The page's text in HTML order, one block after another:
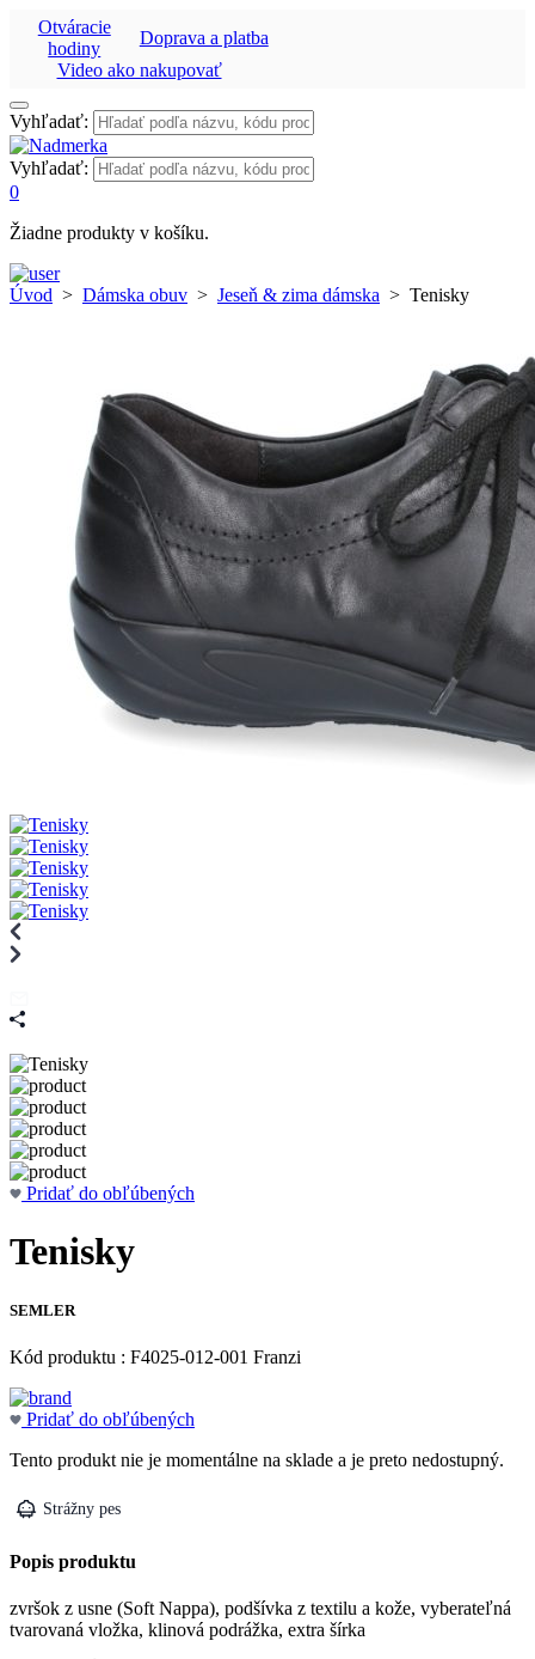
Otváracie
hodiny
Doprava a platba
Video ako nakupovať
Vyhľadať:
Vyhľadať:
0
Žiadne produkty v košíku.
Úvod > Dámska obuv > Jeseň & zima dámska > Tenisky
Pridať do obľúbených
Tenisky
SEMLER
Kód produktu : F4025-012-001 Franzi
Pridať do obľúbených
Tento produkt nie je momentálne na sklade a je preto nedostupný.
Strážny pes
Popis produktu
zvršok z usne (Soft Nappa), podšívka z textilu a kože, vyberateľná
tvarovaná vložka, klinová podrážka, extra šírka